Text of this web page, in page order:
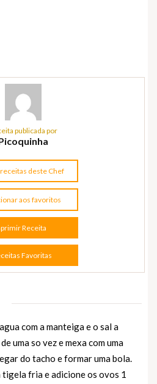
publicada por
deste Chef
aos favoritos
Receita
Favoritas
com a manteiga e o sal a
uma so vez e mexa com uma
do tacho e formar uma bola.
tigela fria e adicione os ovos 1